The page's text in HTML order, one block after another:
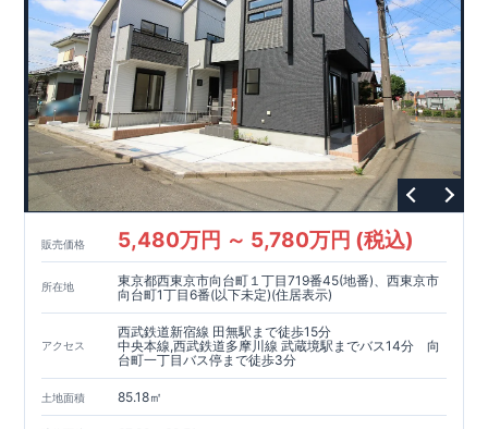
販売価格 5,480万円 ～ 5,780万円 (税込)
所在地
東京都西東京市向台町１丁目719番45(地番)、西東京市
向台町1丁目6番(以下未定)(住居表示)
アクセス
西武鉄道新宿線 田無駅まで徒歩15分
中央本線,西武鉄道多摩川線 武蔵境駅までバス14分 向
台町一丁目バス停まで徒歩3分
土地面積 85.18㎡